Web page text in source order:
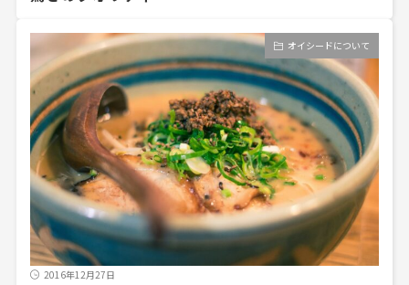
オイシードについて
2016年12月27日